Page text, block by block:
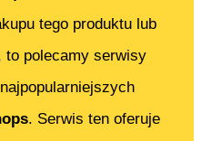
tego produktu lub
to polecamy serwisy
. Serwis ten oferuje